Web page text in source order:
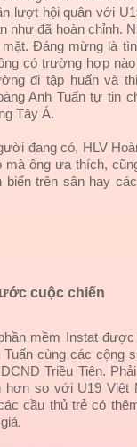
lượt hội quân với
như đã hoàn chỉnh.
Đáng mừng là
có trường hợp
đi tập huấn và
Anh Tuấn tự tin
Tây Á.
đang có, HLV
mà ông ưa thích,
biến trên sân hay
cuộc chiến
mềm Instat
Tuấn cùng các cộng
Triều Tiên.
hơn so với U19 Việt
cầu thủ trẻ có